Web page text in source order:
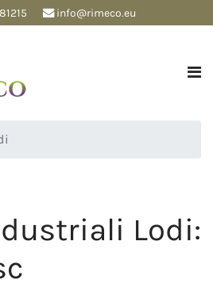
info@rimeco.eu
Lodi: